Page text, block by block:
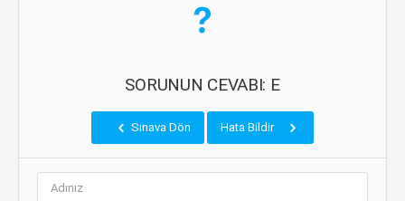
SORUNUN CEVABI: E
Sınava Dön Hata Bildir